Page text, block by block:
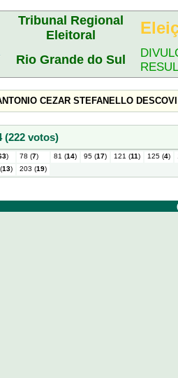
Tribunal Regional
Eleitoral
Rio Grande do Sul
CEZAR STEFANELLO
(222 votos)
) 78 (7) 81 (14) 95 (17) 121 (11) 125 (4)
13) 203 (19)